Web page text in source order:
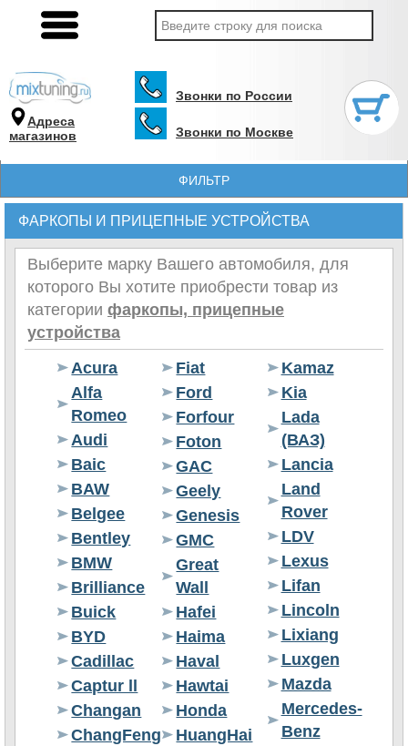
Адреса
магазинов
Звонки по России
Звонки по Москве
ФИЛЬТР
ФАРКОПЫ И ПРИЦЕПНЫЕ УСТРОЙСТВА
Выберите марку Вашего автомобиля, для
которого Вы хотите приобрести товар из
категории фаркопы, прицепные
устройства
Acura
Alfa
Romeo
Audi
Baic
BAW
Belgee
Bentley
BMW
Brilliance
Buick
BYD
Cadillac
Captur ll
Changan
ChangFeng
Fiat
Ford
Forfour
Foton
GAC
Geely
Genesis
GMC
Great
Wall
Hafei
Haima
Haval
Hawtai
Honda
HuangHai
Kamaz
Kia
Lada
(ВАЗ)
Lancia
Land
Rover
LDV
Lexus
Lifan
Lincoln
Lixiang
Luxgen
Mazda
Mercedes-
Benz